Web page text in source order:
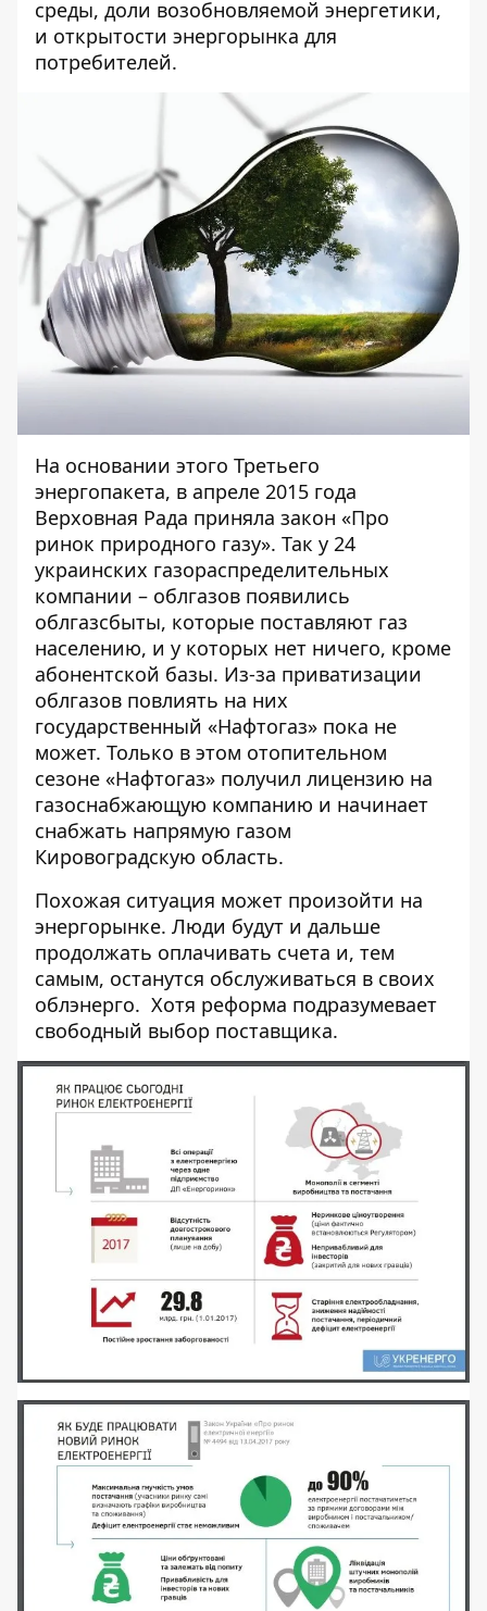
среды, доли возобновляемой энергетики,
и открытости энергорынка для
потребителей.
На основании этого Третьего
энергопакета, в апреле 2015 года
Верховная Рада приняла закон «Про
ринок природного газу». Так у 24
украинских газораспределительных
компании – облгазов появились
облгазсбыты, которые поставляют газ
населению, и у которых нет ничего, кроме
абонентской базы. Из-за приватизации
облгазов повлиять на них
государственный «Нафтогаз» пока не
может. Только в этом отопительном
сезоне «Нафтогаз» получил лицензию на
газоснабжающую компанию и начинает
снабжать напрямую газом
Кировоградскую область.
Похожая ситуация может произойти на
энергорынке. Люди будут и дальше
продолжать оплачивать счета и, тем
самым, останутся обслуживаться в своих
облэнерго. Хотя реформа подразумевает
свободный выбор поставщика.